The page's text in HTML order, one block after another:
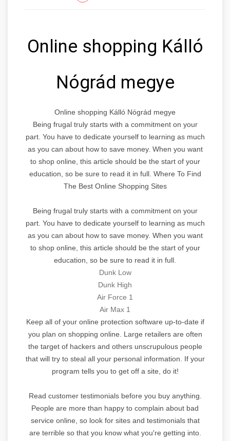
Online shopping Kálló
Nógrád megye
Online shopping Kálló Nógrád megye
Being frugal truly starts with a commitment on your
part. You have to dedicate yourself to learning as much
as you can about how to save money. When you want
to shop online, this article should be the start of your
education, so be sure to read it in full. Where To Find
The Best Online Shopping Sites
Being frugal truly starts with a commitment on your
part. You have to dedicate yourself to learning as much
as you can about how to save money. When you want
to shop online, this article should be the start of your
education, so be sure to read it in full.
Dunk Low
Dunk High
Air Force 1
Air Max 1
Keep all of your online protection software up-to-date if
you plan on shopping online. Large retailers are often
the target of hackers and others unscrupulous people
that will try to steal all your personal information. If your
program tells you to get off a site, do it!
Read customer testimonials before you buy anything.
People are more than happy to complain about bad
service online, so look for sites and testimonials that
are terrible so that you know what you're getting into.